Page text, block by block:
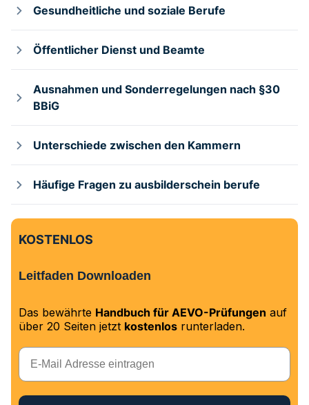
Gesundheitliche und soziale Berufe
Öffentlicher Dienst und Beamte
Ausnahmen und Sonderregelungen nach §30
BBiG
Unterschiede zwischen den Kammern
Häufige Fragen zu ausbilderschein berufe
KOSTENLOS
Leitfaden Downloaden
Das bewährte Handbuch für AEVO-Prüfungen auf
über 20 Seiten jetzt kostenlos runterladen.
E-Mail